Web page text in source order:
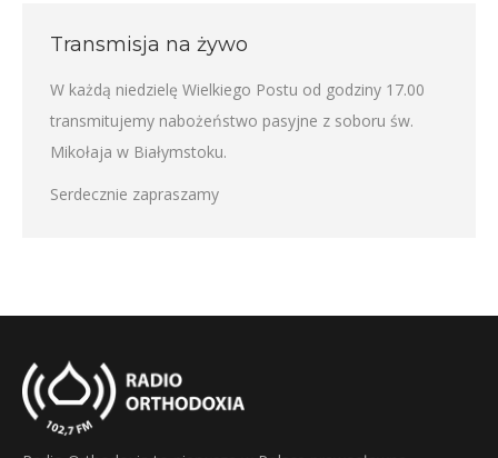
Transmisja na żywo
W każdą niedzielę Wielkiego Postu od godziny 17.00
transmitujemy nabożeństwo pasyjne z soboru św.
Mikołaja w Białymstoku.
Serdecznie zapraszamy